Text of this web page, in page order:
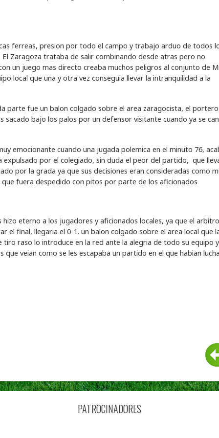
ferreas, presion por todo el campo y trabajo arduo de todos
Zaragoza trataba de salir combinando desde atras pero no
un juego mas directo creaba muchos peligros al conjunto de
local que una y otra vez conseguia llevar la intranquilidad a la
parte fue un balon colgado sobre el area zaragocista, el
sacado bajo los palos por un defensor visitante cuando ya se
emocionante cuando una jugada polemica en el minuto 76,
expulsado por el colegiado, sin duda el peor del partido, que
por la grada ya que sus decisiones eran consideradas como
fuera despedido con pitos por parte de los aficionados
eterno a los jugadores y aficionados locales, ya que el
el final, llegaria el 0-1. un balon colgado sobre el area local que
raso lo introduce en la red ante la alegria de todo su equipo y
veian como se les escapaba un partido en el que habian
PATROCINADORES